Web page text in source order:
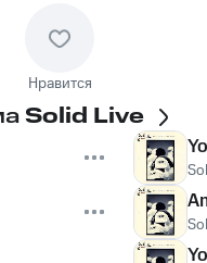
Нравится
Solid Live